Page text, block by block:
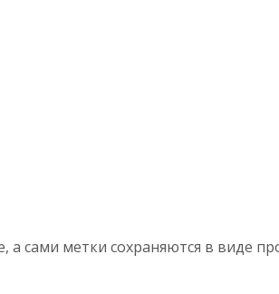
сами метки сохраняются в виде